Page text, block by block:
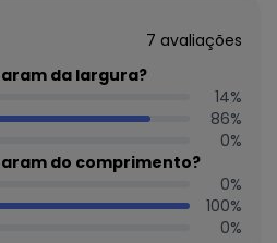
E CAPUZ 100%ALGODÃO
é o menor oferecido em
tamanho disponível.
N/D*
N/D*
N/D*
7 avaliações
da largura?
14%
86%
0%
do comprimento?
0%
100%
0%